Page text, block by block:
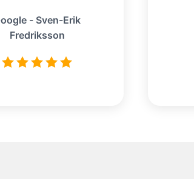
- Sven-Erik
Fredriksson